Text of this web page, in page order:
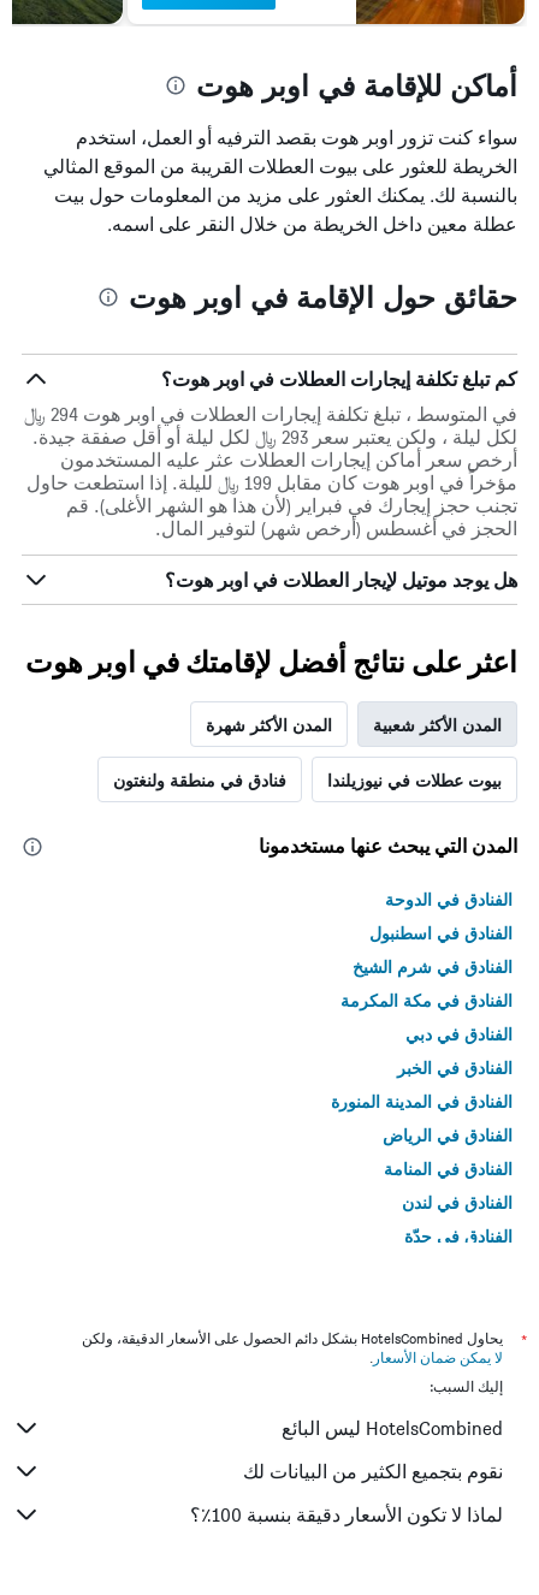
أماكن للإقامة في اوبر هوت
سواء كنت تزور اوبر هوت بقصد الترفيه أو العمل، استخدم
الخريطة للعثور على بيوت العطلات القريبة من الموقع المثالي
بالنسبة لك. يمكنك العثور على مزيد من المعلومات حول بيت
عطلة معين داخل الخريطة من خلال النقر على اسمه.
حقائق حول الإقامة في اوبر هوت
كم تبلغ تكلفة إيجارات العطلات في اوبر هوت؟
في المتوسط ، تبلغ تكلفة إيجارات العطلات في اوبر هوت 294 ﷼
لكل ليلة ، ولكن يعتبر سعر 293 ﷼ لكل ليلة أو أقل صفقة جيدة.
أرخص سعر أماكن إيجارات العطلات عثر عليه المستخدمون
مؤخراً في اوبر هوت كان مقابل 199 ﷼ لليلة. إذا استطعت حاول
تجنب حجز إيجارك في فبراير (لأن هذا هو الشهر الأغلى). قم
الحجز في أغسطس (أرخص شهر) لتوفير المال.
هل يوجد موتيل لإيجار العطلات في اوبر هوت؟
اعثر على نتائج أفضل لإقامتك في اوبر هوت
المدن الأكثر شعبية المدن الأكثر شهرة
بيوت عطلات في نيوزيلندا فنادق في منطقة ولنغتون
المدن التي يبحث عنها مستخدمونا
الفنادق في الدوحة
الفنادق في اسطنبول
الفنادق في شرم الشيخ
الفنادق في مكة المكرمة
الفنادق في دبي
الفنادق في الخبر
الفنادق في المدينة المنورة
الفنادق في الرياض
الفنادق في المنامة
الفنادق في لندن
الفنادق في جدّة
*
يحاول HotelsCombined بشكل دائم الحصول على الأسعار الدقيقة، ولكن
لا يمكن ضمان الأسعار .
إليك السبب:
HotelsCombined ليس البائع
نقوم بتجميع الكثير من البيانات لك
لماذا لا تكون الأسعار دقيقة بنسبة 100٪؟